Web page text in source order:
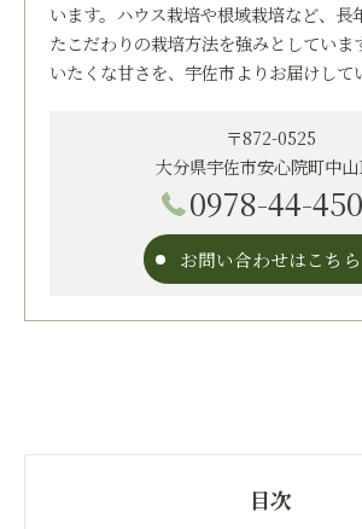
います。ハウス栽培や根域栽培など、長
たこだわりの栽培方法を強みとしていま
いたくな甘さを、宇佐市よりお届けして
〒872-0525
大分県宇佐市安心院町中山
0978-44-
お問い合わせはこちら
目次